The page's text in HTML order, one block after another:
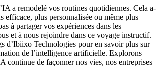
a remodelé vos routines quotidiennes. Cela a-
efficace, plus personnalisée ou même plus
à partager vos expériences dans les
et à nous rejoindre dans ce voyage instructif.
d’Ibiixo Technologies pour en savoir plus sur
de l’intelligence artificielle. Explorons
continue de façonner nos vies, nos entreprises